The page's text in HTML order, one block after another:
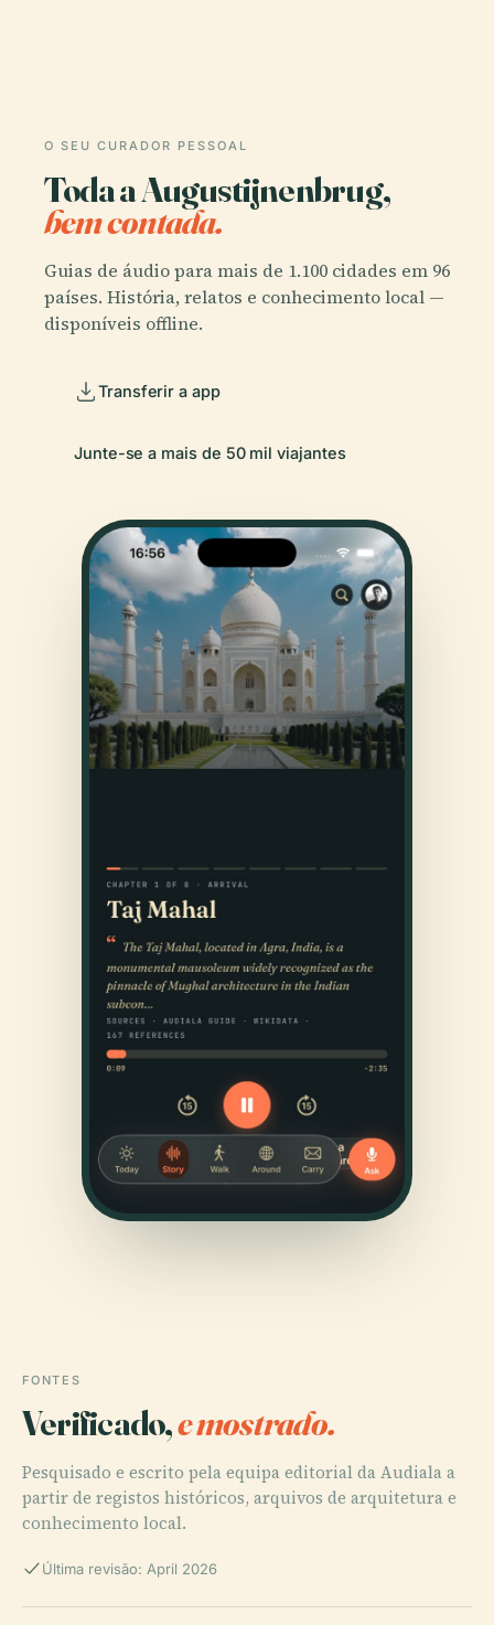
O SEU CURADOR PESSOAL
Toda a Augustijnenbrug,
bem contada.
Guias de áudio para mais de 1.100 cidades em 96
países. História, relatos e conhecimento local —
disponíveis offline.
Transferir a app
Junte-se a mais de 50 mil viajantes
FONTES
Verificado,e mostrado.
Pesquisado e escrito pela equipa editorial da Audiala a
partir de registos históricos, arquivos de arquitetura e
conhecimento local.
Última revisão: April 2026